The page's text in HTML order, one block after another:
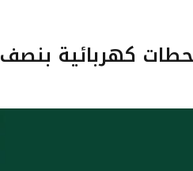
كهربائية بنصف